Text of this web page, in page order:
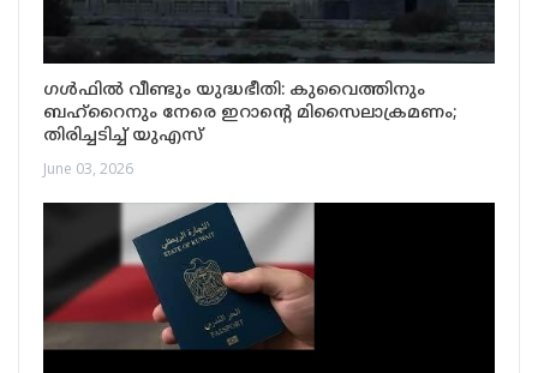
ഗൾഫിൽ വീണ്ടും യുദ്ധഭീതി: കുവൈത്തിനും
ബഹ്‌റൈനും നേരെ ഇറാന്റെ മിസൈലാക്രമണം;
തിരിച്ചടിച്ച് യുഎസ്
June 03, 2026